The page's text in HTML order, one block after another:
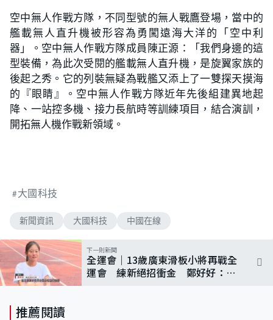
空中無人作戰方隊，不同型號的無人戰鷹登場，當中的
艦載無人直升機被形容為勇闖遠海大洋的「空中利
器」。空中無人作戰方隊成員陳正源：「我們身邊的這
型裝備，為此次受閱的艦載無人直升機，是旋翼家族的
後起之秀。它的列裝無疑為戰艦又添上了一雙探天摸海
的『眼睛』。空中無人作戰方隊近年先後組建異地起
降、一站控多機、接力長航時等訓練項目，結合演訓，
開拓無人機作戰新領域。
大國科技
新聞資訊 大國科技 中國在線
下一則新聞
全運會｜13歲廣東滑板小將再戰全
運會 練新絕招衝金 鄭好好：目
推薦閱讀